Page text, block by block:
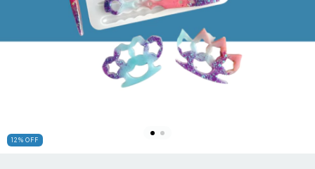
12 % OFF